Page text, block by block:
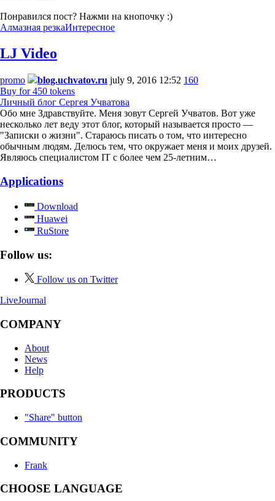
Понравился пост? Нажми на кнопочку :)
Алмазная резкаИнтересное
LJ Video
promo blog.uchvatov.ru july 9, 2016 12:52 160
Buy for 450 tokens
Личный блог Сергея Учватова
Обо мне Здравствуйте. Меня зовут Сергей Учватов. Вот уже
несколько лет веду этот блог, который называется просто —
"Записки о жизни". Стараюсь писать о том, что интересно
обычным людям. Делюсь тем, что окружает меня и моих друзей.
Являюсь специалистом IT с более чем 25-летним…
Applications
Download
Huawei
RuStore
Follow us:
Follow us on Twitter
LiveJournal
COMPANY
About
News
Help
PRODUCTS
"Share" button
COMMUNITY
Frank
CHOOSE LANGUAGE